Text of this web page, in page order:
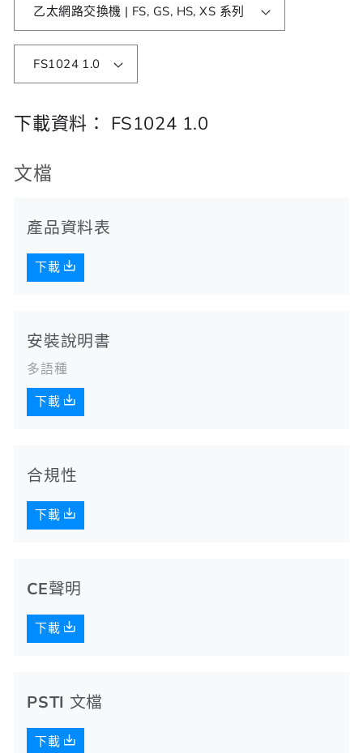
乙太網路交換機 | FS, GS, HS, XS 系列
FS1024 1.0
下載資料： FS1024 1.0
文檔
產品資料表
下載
安裝說明書
多語種
下載
合規性
下載
CE聲明
下載
PSTI 文檔
下載